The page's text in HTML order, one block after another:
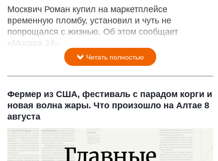
Москвич Роман купил на маркетплейсе
временную пломбу, установил и чуть не
попрощался с жизнью. Об этом сообщает
«Москва 24».
Читать полностью
Фермер из США, фестиваль с парадом корги и
новая волна жары. Что произошло на Алтае 8
августа